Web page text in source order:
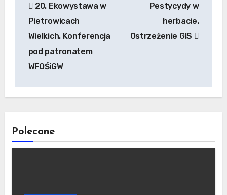
wpisu
20. Ekowystawa w
Pietrowicach
Wielkich. Konferencja
pod patronatem
WFOŚiGW
Pestycydy w
herbacie.
Ostrzeżenie GIS
Polecane